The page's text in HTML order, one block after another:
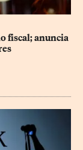
fiscal; anuncia